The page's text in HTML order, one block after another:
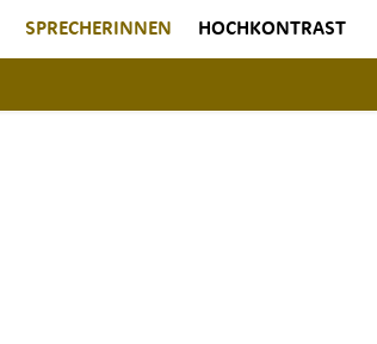
SPRECHERINNEN HOCHKONTRAST